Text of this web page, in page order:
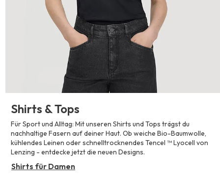
Shirts & Tops
Für Sport und Alltag: Mit unseren Shirts und Tops trägst du
nachhaltige Fasern auf deiner Haut. Ob weiche Bio-Baumwolle,
kühlendes Leinen oder schnelltrocknendes Tencel ™ Lyocell von
Lenzing - entdecke jetzt die neuen Designs.
Shirts für Damen